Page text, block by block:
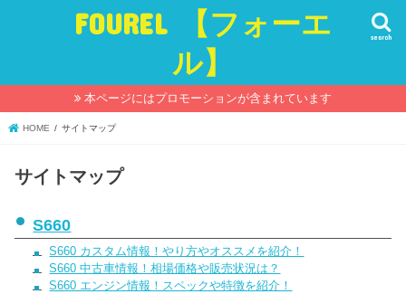
FOUREL 【フォーエ
ル】
search
本ページにはプロモーションが含まれています
HOME サイトマップ
サイトマップ
S660
S660 カスタム情報！やり方やオススメを紹介！
S660 中古車情報！相場価格や販売状況は？
S660 エンジン情報！スペックや特徴を紹介！